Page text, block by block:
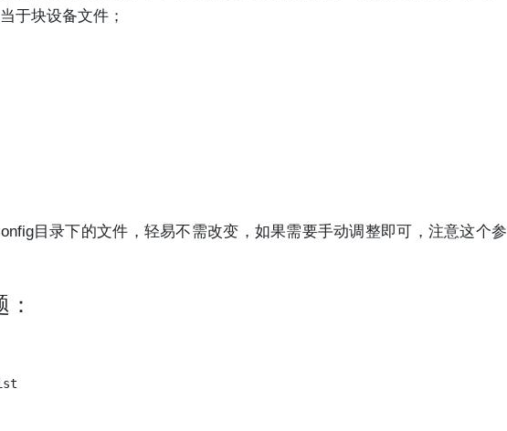
于块设备文件；
目录下的文件，轻易不需改变，如果需要手动调整即可，注意这个参